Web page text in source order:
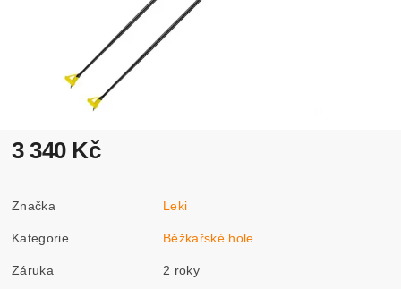
3 340 Kč
Značka Leki
Kategorie Běžkařské hole
Záruka 2 roky